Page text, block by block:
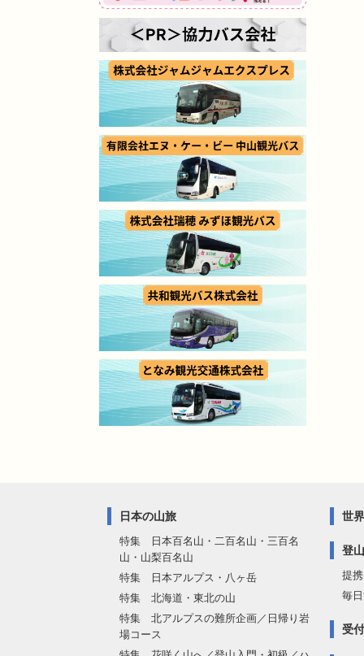
日本の山旅
特集 日本百名山・二百名山・三百名
山・山梨百名山
特集 日本アルプス・八ヶ岳
特集 北海道・東北の山
特集 北アルプスの難所企画／日帰り岩
場コース
世
登
提
毎
受